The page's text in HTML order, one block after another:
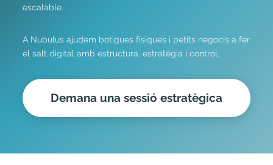
escalable.
A Nubulus ajudem botigues físiques i petits negocis a fer
el salt digital amb estructura, estratègia i control.
Demana una sessió estratègica